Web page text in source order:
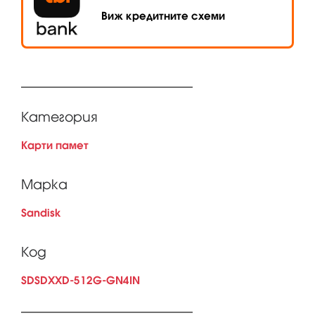
Виж кредитните схеми
Категория
Карти памет
Марка
Sandisk
Код
SDSDXXD-512G-GN4IN